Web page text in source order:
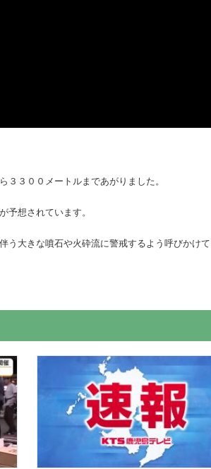
３００メートルまであがりました。
想されています。
う大きな噴石や火砕流に警戒するよう呼びかけ